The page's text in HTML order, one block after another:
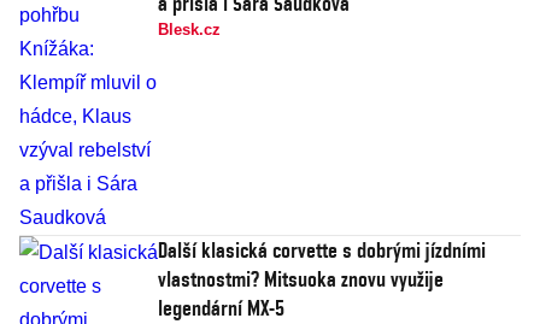
Blesk.cz
Další klasická corvette s dobrými jízdními
vlastnostmi? Mitsuoka znovu využije
legendární MX-5